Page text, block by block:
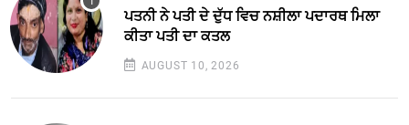
ਪਤਨੀ ਨੇ ਪਤੀ ਦੇ ਦੁੱਧ ਵਿਚ ਨਸ਼ੀਲਾ ਪਦਾਰਥ ਮਿਲਾ
ਕੀਤਾ ਪਤੀ ਦਾ ਕਤਲ
AUGUST 10, 2026